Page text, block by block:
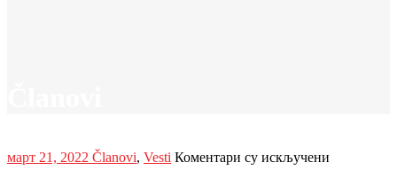
март 21, 2022 Članovi, Vesti Коментари су искључени